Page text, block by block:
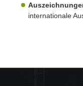
internationale